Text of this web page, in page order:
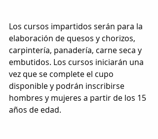
Los cursos impartidos serán para la
elaboración de quesos y chorizos,
carpintería, panadería, carne seca y
embutidos. Los cursos iniciarán una
vez que se complete el cupo
disponible y podrán inscribirse
hombres y mujeres a partir de los 15
años de edad.